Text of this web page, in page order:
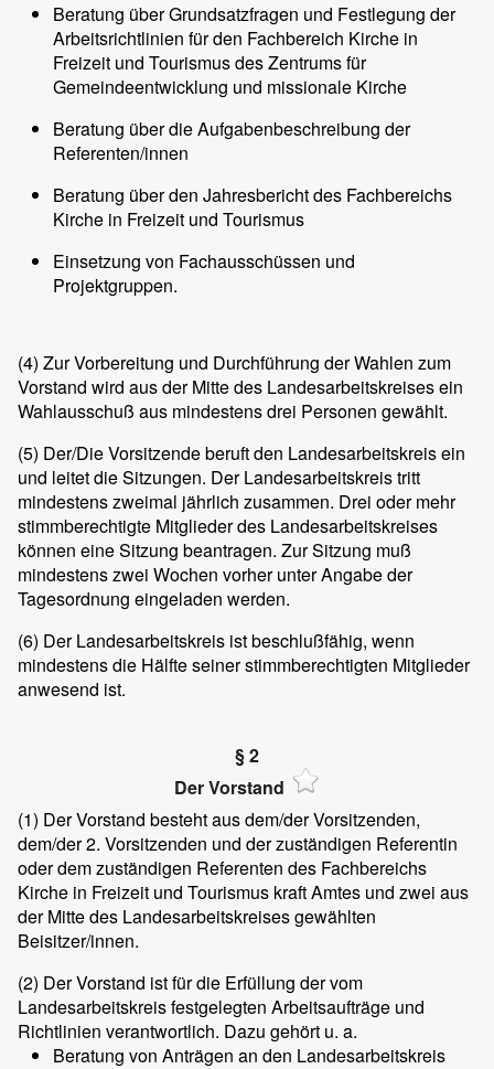
Beratung über Grundsatzfragen und Festlegung der
Arbeitsrichtlinien für den Fachbereich Kirche in
Freizeit und Tourismus des Zentrums für
Gemeindeentwicklung und missionale Kirche
Beratung über die Aufgabenbeschreibung der
Referenten/innen
Beratung über den Jahresbericht des Fachbereichs
Kirche in Freizeit und Tourismus
Einsetzung von Fachausschüssen und
Projektgruppen.
(4) Zur Vorbereitung und Durchführung der Wahlen zum
Vorstand wird aus der Mitte des Landesarbeitskreises ein
Wahlausschuß aus mindestens drei Personen gewählt.
(5) Der/Die Vorsitzende beruft den Landesarbeitskreis ein
und leitet die Sitzungen. Der Landesarbeitskreis tritt
mindestens zweimal jährlich zusammen. Drei oder mehr
stimmberechtigte Mitglieder des Landesarbeitskreises
können eine Sitzung beantragen. Zur Sitzung muß
mindestens zwei Wochen vorher unter Angabe der
Tagesordnung eingeladen werden.
(6) Der Landesarbeitskreis ist beschlußfähig, wenn
mindestens die Hälfte seiner stimmberechtigten Mitglieder
anwesend ist.
§ 2
Der Vorstand
(1) Der Vorstand besteht aus dem/der Vorsitzenden,
dem/der 2. Vorsitzenden und der zuständigen Referentin
oder dem zuständigen Referenten des Fachbereichs
Kirche in Freizeit und Tourismus kraft Amtes und zwei aus
der Mitte des Landesarbeitskreises gewählten
Beisitzer/innen.
(2) Der Vorstand ist für die Erfüllung der vom
Landesarbeitskreis festgelegten Arbeitsaufträge und
Richtlinien verantwortlich. Dazu gehört u. a.
Beratung von Anträgen an den Landesarbeitskreis